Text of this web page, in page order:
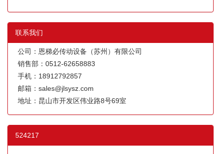
联系我们
公司：恩梯必传动设备（苏州）有限公司
销售部：0512-62658883
手机：18912792857
邮箱：sales@jlsysz.com
地址：昆山市开发区伟业路8号69室
524217